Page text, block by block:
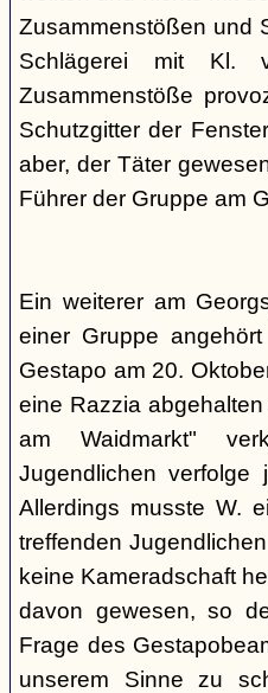
Zusammenstößen und
Schlägerei mit Kl.
Zusammenstöße
Schutzgitter der
aber, der Täter
Führer der Gruppe am
Ein weiterer am
einer Gruppe
Gestapo am 20.
eine Razzia
am Waidmarkt"
Jugendlichen
Allerdings musste W.
treffenden
keine Kameradschaft
davon gewesen, so
Frage des
unserem Sinne zu